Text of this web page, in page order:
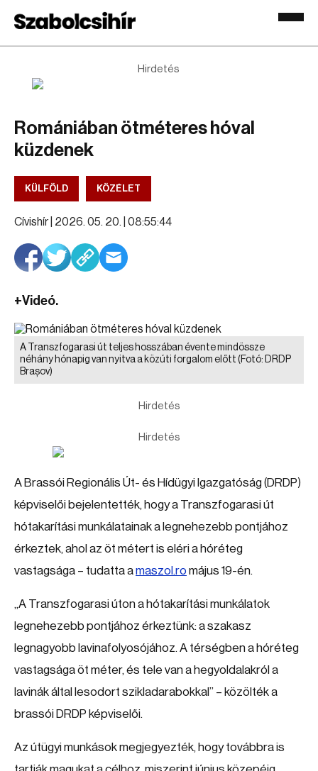
Hirdetés
Romániában ötméteres hóval
küzdenek
KÜLFÖLD KÖZÉLET
Cívishír | 2026. 05. 20. | 08:55:44
+Videó.
A Transzfogarasi út teljes hosszában évente mindössze
néhány hónapig van nyitva a közúti forgalom előtt (Fotó: DRDP
Brașov)
Hirdetés
Hirdetés
A Brassói Regionális Út- és Hídügyi Igazgatóság (DRDP)
képviselői bejelentették, hogy a Transzfogarasi út
hótakarítási munkálatainak a legnehezebb pontjához
érkeztek, ahol az öt métert is eléri a hóréteg
vastagsága – tudatta amaszol.ro május 19-én.
„A Transzfogarasi úton a hótakarítási munkálatok
legnehezebb pontjához érkeztünk: a szakasz
legnagyobb lavinafolyosójához. A térségben a hóréteg
vastagsága öt méter, és tele van a hegyoldalakról a
lavinák által lesodort szikladarabokkal” – közölték a
brassói DRDP képviselői.
Az útügyi munkások megjegyezték, hogy továbbra is